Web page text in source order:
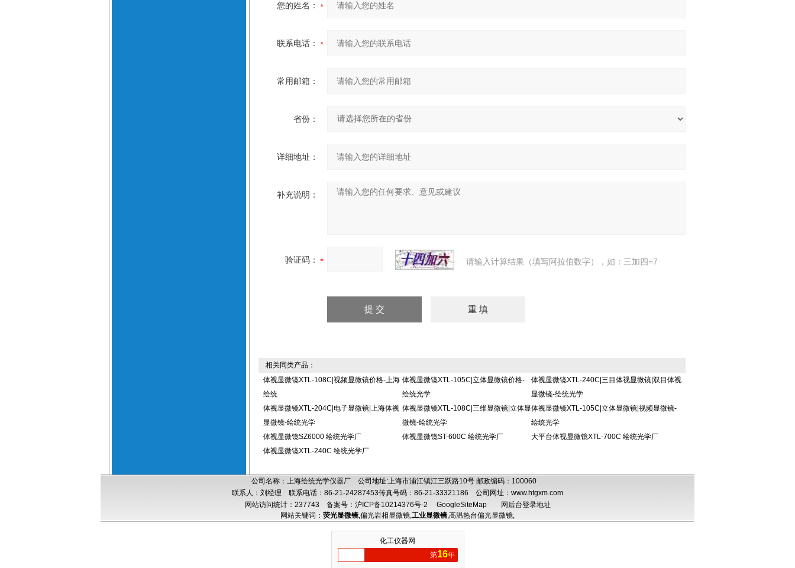
您的姓名：
联系电话：
常用邮箱：
省份：
详细地址：
补充说明：
验证码： 请输入计算结果（填写阿拉伯数字），如：三加四=7
相关同类产品：
体视显微镜XTL-108C|视频显微镜价格-上海
绘统
体视显微镜XTL-105C|立体显微镜价格-
绘统光学
体视显微镜XTL-240C|三目体视显微镜|双目体视
显微镜-绘统光学
体视显微镜XTL-204C|电子显微镜|上海体视
显微镜-绘统光学
体视显微镜XTL-108C|三维显微镜|立体显
微镜-绘统光学
体视显微镜XTL-105C|立体显微镜|视频显微镜-
绘统光学
体视显微镜SZ6000 绘统光学厂
体视显微镜ST-600C 绘统光学厂
大平台体视显微镜XTL-700C 绘统光学厂
体视显微镜XTL-240C 绘统光学厂
公司名称：上海绘统光学仪器厂 公司地址:上海市浦江镇江三跃路10号 邮政编码：100060
联系人：刘经理 联系电话：86-21-24287453传真号码：86-21-33321186 公司网址： www.htgxm.com
网站访问统计：237743 备案号：沪ICP备10214376号-2 GoogleSiteMap
网后台登录地址
网站关键词： 荧光显微镜,偏光岩相显微镜,工业显微镜,高温热台偏光显微镜,
化工仪器网
第16年